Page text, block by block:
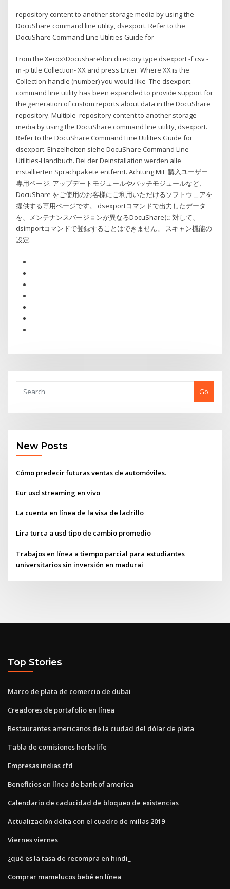
repository content to another storage media by using the
DocuShare command line utility, dsexport. Refer to the
DocuShare Command Line Utilities Guide for
From the Xerox\Docushare\bin directory type dsexport -f csv -
m -p title Collection- XX and press Enter. Where XX is the
Collection handle (number) you would like The dsexport
command line utility has been expanded to provide support for
the generation of custom reports about data in the DocuShare
repository. Multiple repository content to another storage
media by using the DocuShare command line utility, dsexport.
Refer to the DocuShare Command Line Utilities Guide for
dsexport. Einzelheiten siehe DocuShare Command Line
Utilities-Handbuch. Bei der Deinstallation werden alle
installierten Sprachpakete entfernt. Achtung:Mit 購入ユーザー
専用ページ. アップデートモジュールやパッチモジュールなど、
DocuShare をご使用のお客様にご利用いただけるソフトウェアを
提供する専用ページです。 dsexportコマンドで出力したデータ
を、メンテナンスバージョンが異なるDocuShareに 対して、
dsimportコマンドで登録することはできません。 スキャン機能の
設定.
Go
New Posts
Cómo predecir futuras ventas de automóviles.
Eur usd streaming en vivo
La cuenta en línea de la visa de ladrillo
Lira turca a usd tipo de cambio promedio
Trabajos en línea a tiempo parcial para estudiantes
universitarios sin inversión en madurai
Top Stories
Marco de plata de comercio de dubai
Creadores de portafolio en línea
Restaurantes americanos de la ciudad del dólar de plata
Tabla de comisiones herbalife
Empresas indias cfd
Beneficios en línea de bank of america
Calendario de caducidad de bloqueo de existencias
Actualización delta con el cuadro de millas 2019
Viernes viernes
¿qué es la tasa de recompra en hindi_
Comprar mamelucos bebé en línea